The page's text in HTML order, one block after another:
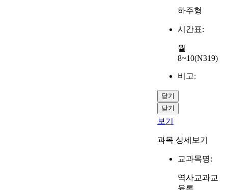
하주형
시간표:
월
8~10(N319)
비고:
닫기
닫기
보기
과목 상세보기
교과목명:
역사교과교
육론